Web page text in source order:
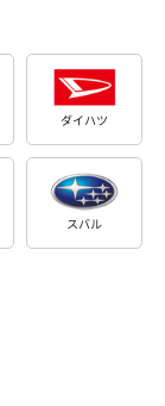
ダイハツ
スバル